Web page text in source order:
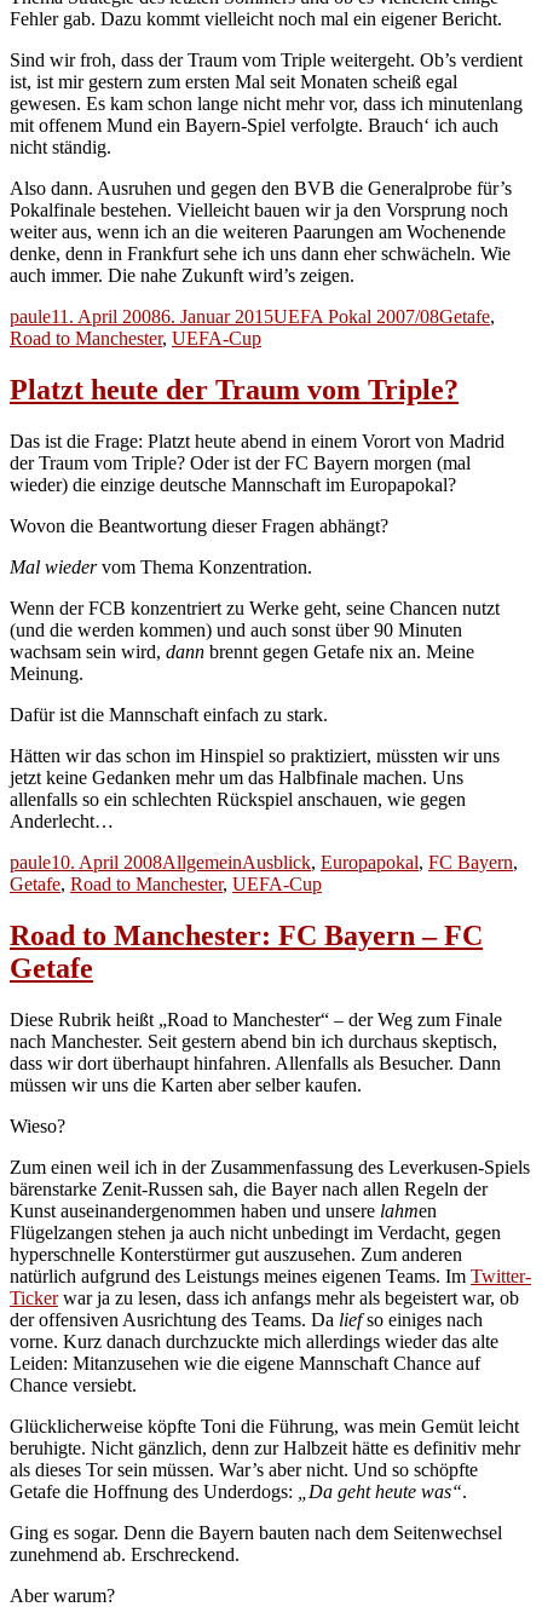
Fehler gab. Dazu kommt vielleicht noch mal ein eigener Bericht.
Sind wir froh, dass der Traum vom Triple weitergeht. Ob’s verdient
ist, ist mir gestern zum ersten Mal seit Monaten scheiß egal
gewesen. Es kam schon lange nicht mehr vor, dass ich minutenlang
mit offenem Mund ein Bayern-Spiel verfolgte. Brauch‘ ich auch
nicht ständig.
Also dann. Ausruhen und gegen den BVB die Generalprobe für’s
Pokalfinale bestehen. Vielleicht bauen wir ja den Vorsprung noch
weiter aus, wenn ich an die weiteren Paarungen am Wochenende
denke, denn in Frankfurt sehe ich uns dann eher schwächeln. Wie
auch immer. Die nahe Zukunft wird’s zeigen.
Autor
pauleVeröffentlicht
am
11. April 20086. Januar 2015Kategorien
UEFA Pokal 2007/08Schlagwörter
Getafe,
Road to Manchester, UEFA-Cup
Platzt heute der Traum vom Triple?
Das ist die Frage: Platzt heute abend in einem Vorort von Madrid
der Traum vom Triple? Oder ist der FC Bayern morgen (mal
wieder) die einzige deutsche Mannschaft im Europapokal?
Wovon die Beantwortung dieser Fragen abhängt?
Mal wiedervom Thema Konzentration.
Wenn der FCB konzentriert zu Werke geht, seine Chancen nutzt
(und die werden kommen) und auch sonst über 90 Minuten
wachsam sein wird, dann brennt gegen Getafe nix an. Meine
Meinung.
Dafür ist die Mannschaft einfach zu stark.
Hätten wir das schon im Hinspiel so praktiziert, müssten wir uns
jetzt keine Gedanken mehr um das Halbfinale machen. Uns
allenfalls so ein schlechten Rückspiel anschauen, wie gegen
Anderlecht…
Autor
pauleVeröffentlicht
am
10. April 2008Kategorien
AllgemeinSchlagwörter
Ausblick, Europapokal, FC Bayern,
Getafe, Road to Manchester, UEFA-Cup
Road to Manchester: FC Bayern – FC
Getafe
Diese Rubrik heißt „Road to Manchester“ – der Weg zum Finale
nach Manchester. Seit gestern abend bin ich durchaus skeptisch,
dass wir dort überhaupt hinfahren. Allenfalls als Besucher. Dann
müssen wir uns die Karten aber selber kaufen.
Wieso?
Zum einen weil ich in der Zusammenfassung des Leverkusen-Spiels
bärenstarke Zenit-Russen sah, die Bayer nach allen Regeln der
Kunst auseinandergenommen haben und unsere lahmen
Flügelzangen stehen ja auch nicht unbedingt im Verdacht, gegen
hyperschnelle Konterstürmer gut auszusehen. Zum anderen
natürlich aufgrund des Leistungs meines eigenen Teams. Im Twitter-
Tickerwar ja zu lesen, dass ich anfangs mehr als begeistert war, ob
der offensiven Ausrichtung des Teams. Da liefso einiges nach
vorne. Kurz danach durchzuckte mich allerdings wieder das alte
Leiden: Mitanzusehen wie die eigene Mannschaft Chance auf
Chance versiebt.
Glücklicherweise köpfte Toni die Führung, was mein Gemüt leicht
beruhigte. Nicht gänzlich, denn zur Halbzeit hätte es definitiv mehr
als dieses Tor sein müssen. War’s aber nicht. Und so schöpfte
Getafe die Hoffnung des Underdogs:
„Da geht heute was“.
Ging es sogar. Denn die Bayern bauten nach dem Seitenwechsel
zunehmend ab. Erschreckend.
Aber warum?